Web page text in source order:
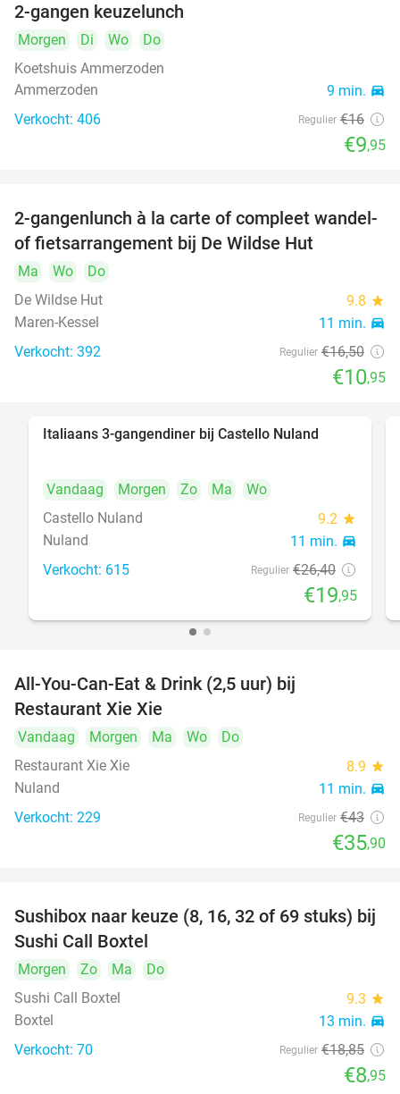
2-gangen keuzelunch
Morgen Di Wo
Do
Koetshuis Ammerzoden
Ammerzoden
9 min. directions_car
Verkocht: 406 Regulier €16
€9,95
34%
2-gangenlunch à la carte of compleet wandel-
of fietsarrangement bij De Wildse Hut
Ma Wo
Do
De Wildse Hut
9.8 star
Maren-Kessel 11 min. directions_car
Verkocht: 392 Regulier €16,50
€10,95
Italiaans 3-gangendiner bij Castello Nuland
Vandaag Morgen Zo Ma
Wo
Castello Nuland
9.2 star
Nuland 11 min. directions_car
Verkocht: 615 Regulier €26,40
€19,95
All-You-Can-Eat & Drink (2,5 uur) bij
Restaurant Xie Xie
Vandaag Morgen Ma Wo
Do
Restaurant Xie Xie
8.9 star
Nuland 11 min. directions_car
Verkocht: 229 Regulier €43
€35,90
53%
Sushibox naar keuze (8, 16, 32 of 69 stuks) bij
Sushi Call Boxtel
Morgen Zo Ma
Do
Sushi Call Boxtel
9.3 star
Boxtel 13 min. directions_car
Verkocht: 70 Regulier €18,85
€8,95